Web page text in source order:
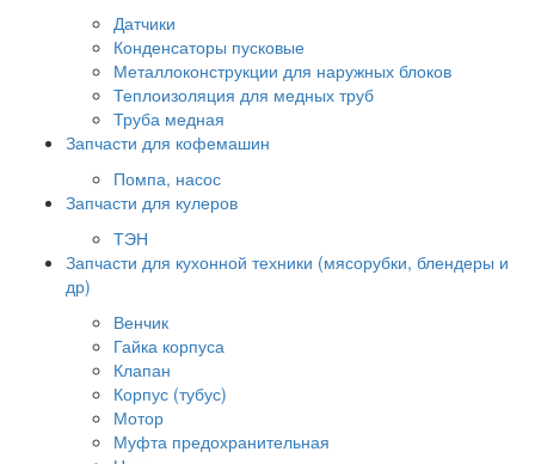
Датчики
Конденсаторы пусковые
Металлоконструкции для наружных блоков
Теплоизоляция для медных труб
Труба медная
Запчасти для кофемашин
Помпа, насос
Запчасти для кулеров
ТЭН
Запчасти для кухонной техники (мясорубки, блендеры и
др)
Венчик
Гайка корпуса
Клапан
Корпус (тубус)
Мотор
Муфта предохранительная